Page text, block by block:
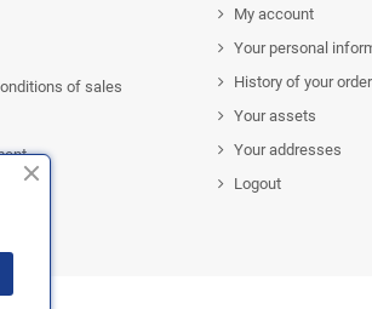
of sales
My account
Your personal
History of your
Your assets
Your addresses
Logout